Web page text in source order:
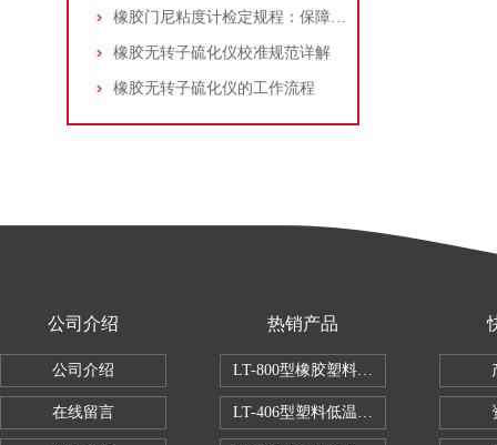
橡胶门尼粘度计检定规程：保障橡胶加工质量的关键标尺
橡胶无转子硫化仪校准规范详解
橡胶无转子硫化仪的工作流程
公司介绍
公司介绍
在线留言
热销产品
LT-800型橡胶塑料拉伸试验机
LT-406型塑料低温脆性试验机